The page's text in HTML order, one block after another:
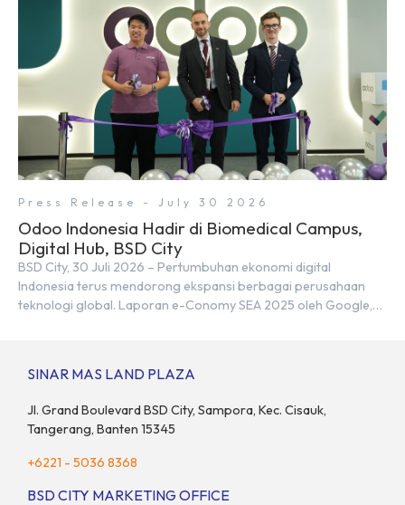
Press Release - July 30 2026
Odoo Indonesia Hadir di Biomedical Campus,
Digital Hub, BSD City
BSD City, 30 Juli 2026 – Pertumbuhan ekonomi digital
Indonesia terus mendorong ekspansi berbagai perusahaan
teknologi global. Laporan e-Conomy SEA 2025 oleh Google,
sebesar 14% dibandingkan dengan tahun sebelumnya. Kondisi
SINAR MAS LAND PLAZA
Jl. Grand Boulevard BSD City, Sampora, Kec. Cisauk,
Tangerang, Banten 15345
+6221 - 5036 8368
BSD CITY MARKETING OFFICE